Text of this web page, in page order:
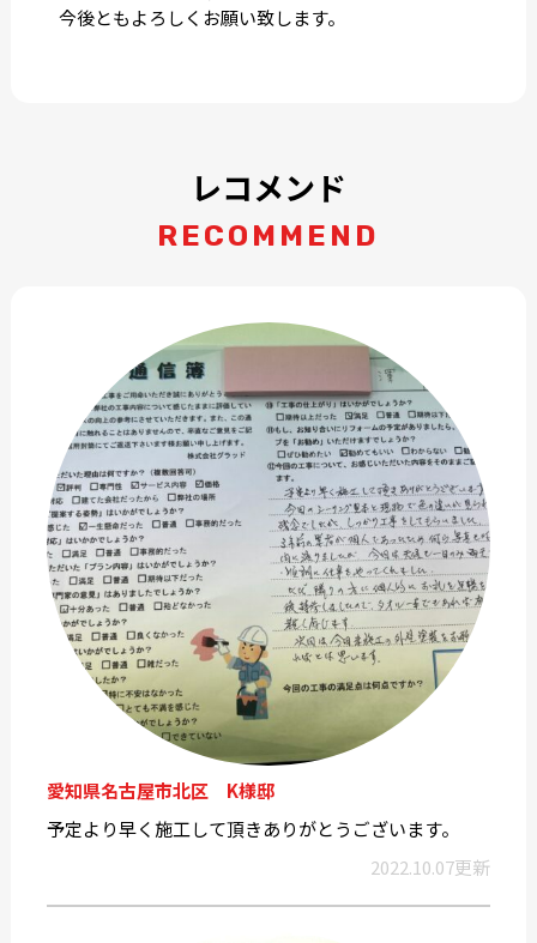
今後ともよろしくお願い致します。
レコメンド
RECOMMEND
愛知県名古屋市北区 K様邸
予定より早く施工して頂きありがとうございます。
2022.10.07更新